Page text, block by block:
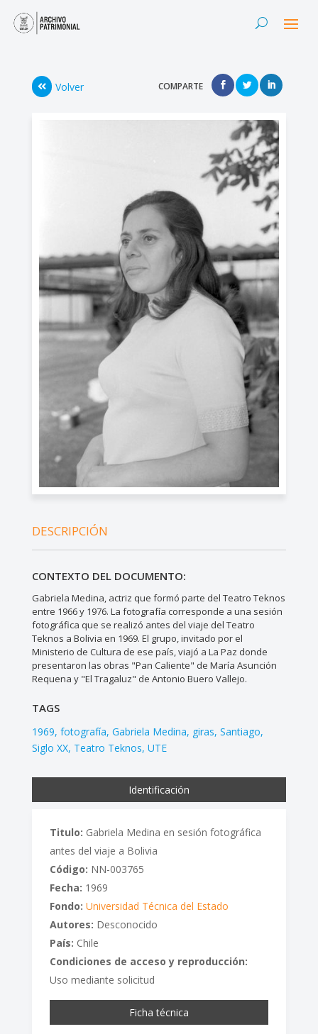
Volver COMPARTE
DESCRIPCIÓN
CONTEXTO DEL DOCUMENTO:
Gabriela Medina, actriz que formó parte del Teatro Teknos
entre 1966 y 1976. La fotografía corresponde a una sesión
fotográfica que se realizó antes del viaje del Teatro
Teknos a Bolivia en 1969. El grupo, invitado por el
Ministerio de Cultura de ese país, viajó a La Paz donde
presentaron las obras "Pan Caliente" de María Asunción
Requena y "El Tragaluz" de Antonio Buero Vallejo.
TAGS
1969 fotografía Gabriela Medina giras Santiago
Siglo XX Teatro Teknos UTE
Identificación
Titulo: Gabriela Medina en sesión fotográfica
antes del viaje a Bolivia
Código: NN-003765
Fecha: 1969
Fondo: Universidad Técnica del Estado
Autores: Desconocido
País: Chile
Condiciones de acceso y reproducción:
Uso mediante solicitud
Ficha técnica